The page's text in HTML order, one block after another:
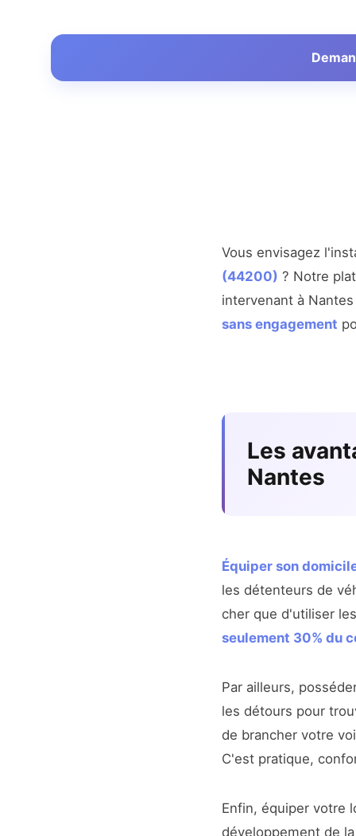
Vous envisagez
(44200) ? Notre
intervenant à
sans engagement
Les
Nantes
Équiper son
les détenteurs de
cher que d'utiliser
seulement 30% du
Par ailleurs,
les détours pour
de brancher votre
C'est pratique,
Enfin, équiper votre
développement de